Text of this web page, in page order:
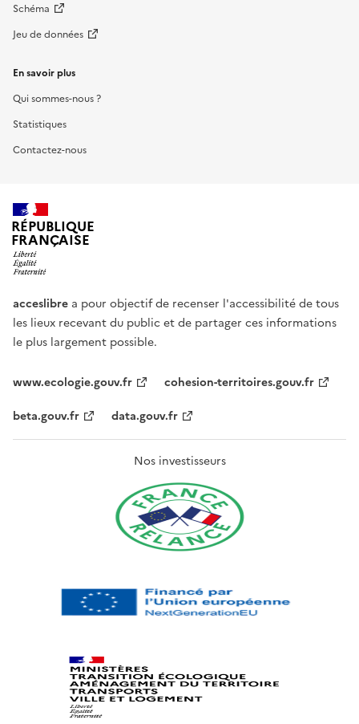
Schéma
Jeu de données
En savoir plus
Qui sommes-nous ?
Statistiques
Contactez-nous
RÉPUBLIQUE
FRANÇAISE
acceslibre a pour objectif de recenser l'accessibilité de tous
les lieux recevant du public et de partager ces informations
le plus largement possible.
www.ecologie.gouv.fr
cohesion-territoires.gouv.fr
beta.gouv.fr
data.gouv.fr
Nos investisseurs